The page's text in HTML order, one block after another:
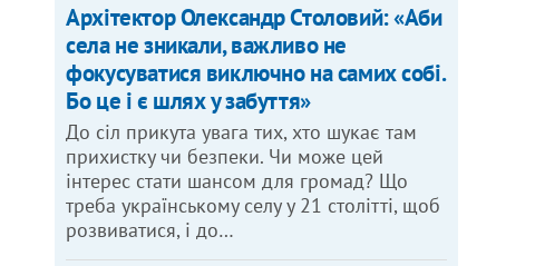
Архітектор Олександр Столовий: «Аби
села не зникали, важливо не
фокусуватися виключно на самих собі.
Бо це і є шлях у забуття»
До сіл прикута увага тих, хто шукає там
прихистку чи безпеки. Чи може цей
інтерес стати шансом для громад? Що
треба українському селу у 21 столітті, щоб
розвиватися, і до…